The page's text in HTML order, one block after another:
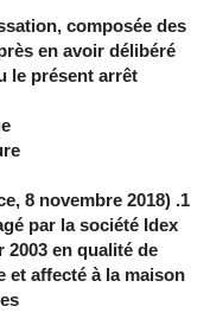
composée des
en avoir délibéré
le présent arrêt.
8 novembre 2018)
par la société Idex
en qualité de
et affecté à la maison